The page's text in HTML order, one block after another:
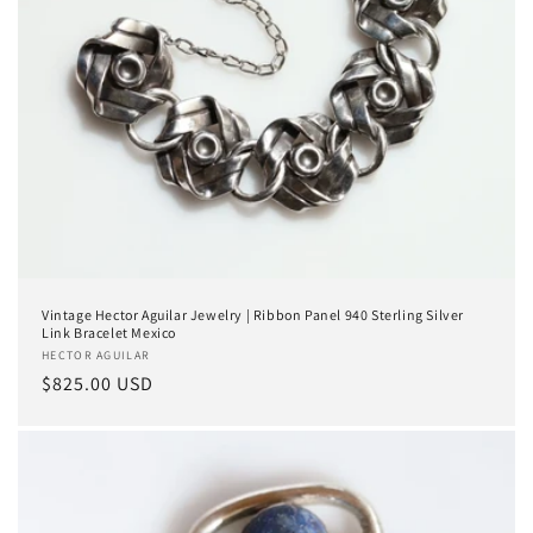
Vintage Hector Aguilar Jewelry | Ribbon Panel 940 Sterling Silver
Link Bracelet Mexico
Proveedor:
HECTOR AGUILAR
Precio
$825.00 USD